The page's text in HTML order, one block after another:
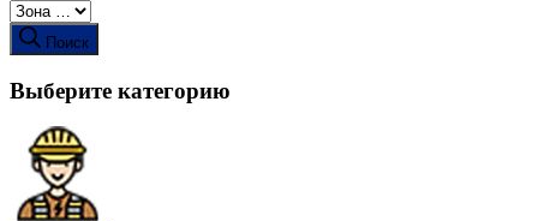
Поиск
Выберите категорию